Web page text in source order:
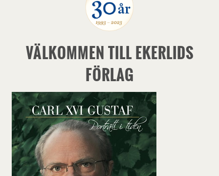
VÄLKOMMEN TILL EKERLIDS
FÖRLAG